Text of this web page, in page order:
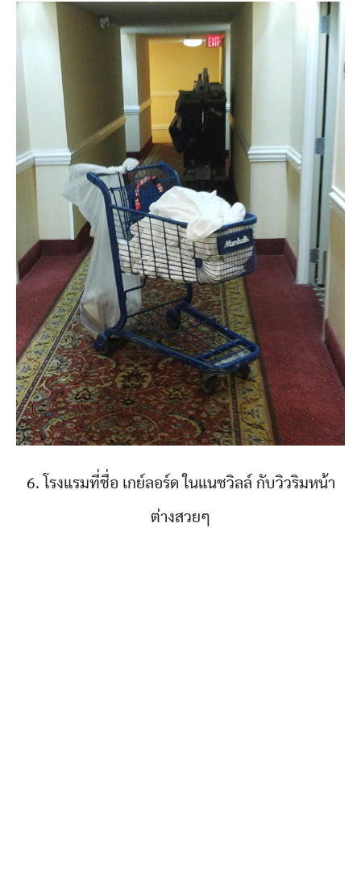
6. โรงแรมที่ชื่อ เกย์ลอร์ด ในแนชวิลล์ กับวิวริมหน้า
ต่างสวยๆ